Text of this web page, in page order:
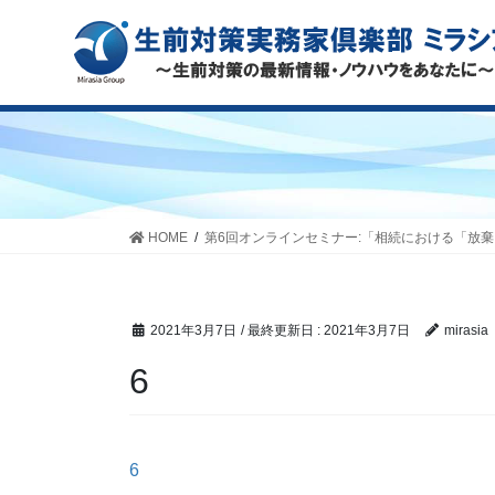
HOME 第6回オンラインセミナー:「相続における「放
2021年3月7日 / 最終更新日 : 2021年3月7日 mirasia
6
6